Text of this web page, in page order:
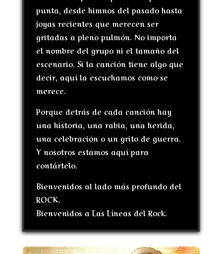
punta, desde himnos del pasado hasta
joyas recientes que merecen ser
gritadas a pleno pulmón. No importa
el nombre del grupo ni el tamaño del
escenario. Si la canción tiene algo que
decir, aquí la escuchamos como se
merece.
Porque detrás de cada canción hay
una historia, una rabia, una herida,
una celebración o un grito de guerra.
Y nosotros estamos aquí para
contártelo.
Bienvenidos al lado más profundo del
ROCK.
Bienvenidos a Las Líneas del Rock.